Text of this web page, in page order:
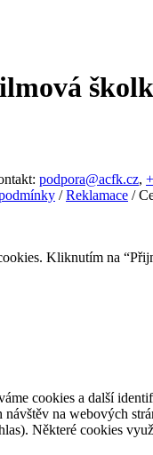
podpora@acfk.cz,
/Reklamace /
Kliknutím na
cookies a další
na webových
Některé cookies